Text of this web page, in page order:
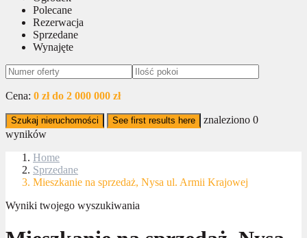
Polecane
Rezerwacja
Sprzedane
Wynajęte
Cena: 0 zł do 2 000 000 zł
Szukaj nieruchomości See first results here znaleziono 0
wyników
Home
Sprzedane
Mieszkanie na sprzedaż, Nysa ul. Armii Krajowej
Wyniki twojego wyszukiwania